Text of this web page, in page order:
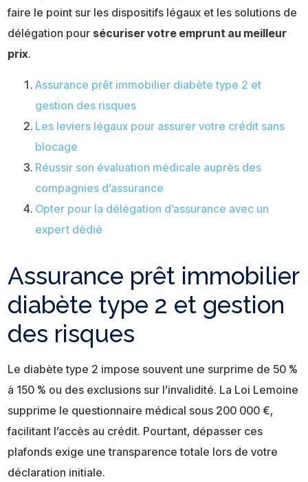
faire le point sur les dispositifs légaux et les solutions de
délégation pour sécuriser votre emprunt au meilleur
prix.
Assurance prêt immobilier diabète type 2 et
gestion des risques
Les leviers légaux pour assurer votre crédit sans
blocage
Réussir son évaluation médicale auprès des
compagnies d’assurance
Opter pour la délégation d’assurance avec un
expert dédié
Assurance prêt immobilier
diabète type 2 et gestion
des risques
Le diabète type 2 impose souvent une surprime de 50 %
à 150 % ou des exclusions sur l’invalidité. La Loi Lemoine
supprime le questionnaire médical sous 200 000 €,
facilitant l’accès au crédit. Pourtant, dépasser ces
plafonds exige une transparence totale lors de votre
déclaration initiale.